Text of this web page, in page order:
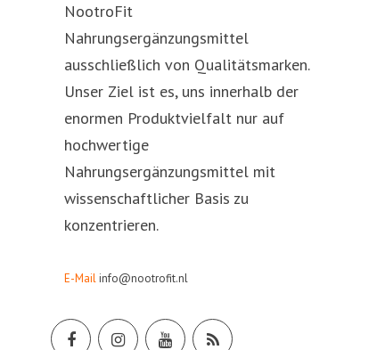
NootroFit
Nahrungsergänzungsmittel
ausschließlich von Qualitätsmarken.
Unser Ziel ist es, uns innerhalb der
enormen Produktvielfalt nur auf
hochwertige
Nahrungsergänzungsmittel mit
wissenschaftlicher Basis zu
konzentrieren.
E-Mailinfo@nootrofit.nl